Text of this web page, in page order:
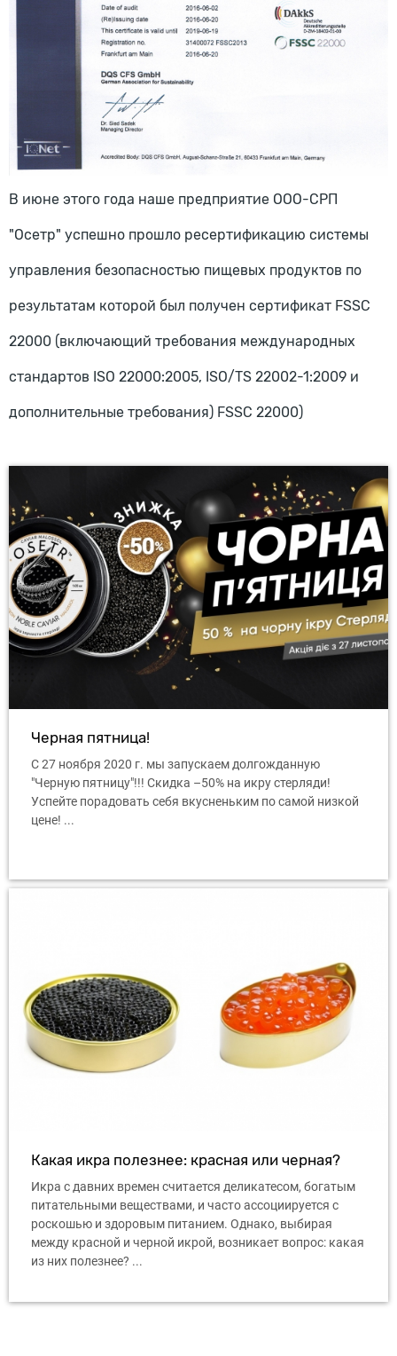
В июне этого года наше предприятие ООО-СРП
"Осетр" успешно прошло ресертификацию системы
управления безопасностью пищевых продуктов по
результатам которой был получен сертификат FSSC
22000 (включающий требования международных
стандартов ISO 22000:2005, ISO/TS 22002-1:2009 и
дополнительные требования) FSSC 22000)
Черная пятница!
С 27 ноября 2020 г. мы запускаем долгожданную
"Черную пятницу"!!! Скидка –50% на икру стерляди!
Успейте порадовать себя вкусненьким по самой низкой
цене! ...
Какая икра полезнее: красная или черная?
Икра с давних времен считается деликатесом, богатым
питательными веществами, и часто ассоциируется с
роскошью и здоровым питанием. Однако, выбирая
между красной и черной икрой, возникает вопрос: какая
из них полезнее? ...